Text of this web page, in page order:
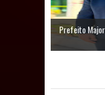
Prefeito